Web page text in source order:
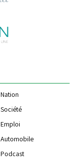
Nation
Société
Emploi
Automobile
Podcast